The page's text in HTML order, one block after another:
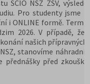
SCIO NSZ ZSV,
Pro studenty jsme
i ONLINE formě.
2026. V případě,
našich přípravných
stanovíme náhradní
před